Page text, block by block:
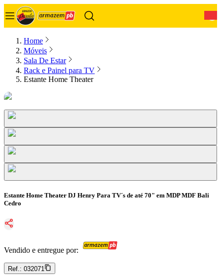
Home
Móveis
Sala De Estar
Rack e Painel para TV
Estante Home Theater
Estante Home Theater DJ Henry Para TV´s de até 70" em MDP MDF Bali
Cedro
Vendido e entregue por:
Ref.: 032071